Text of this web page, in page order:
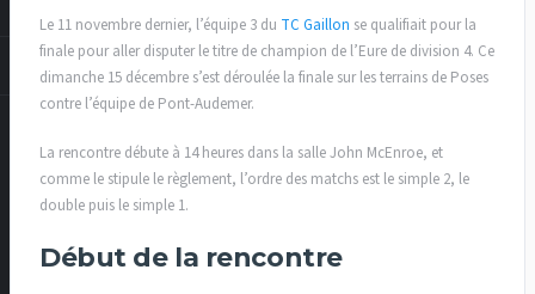
Le 11 novembre dernier, l’équipe 3 du TC Gaillon se qualifiait pour la
finale pour aller disputer le titre de champion de l’Eure de division 4. Ce
dimanche 15 décembre s’est déroulée la finale sur les terrains de Poses
contre l’équipe de Pont-Audemer.
La rencontre débute à 14 heures dans la salle John McEnroe, et
comme le stipule le règlement, l’ordre des matchs est le simple 2, le
double puis le simple 1.
Début de la rencontre